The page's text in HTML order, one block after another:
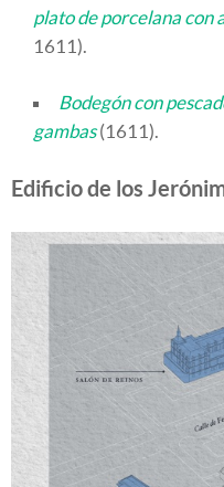
plato de porcelana con
1611).
Bodegón con
gambas(1611).
Edificio de los